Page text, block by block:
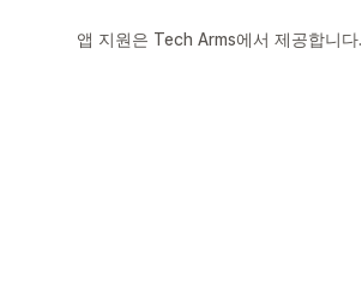
앱 지원은 Tech Arms에서 제공합니다.